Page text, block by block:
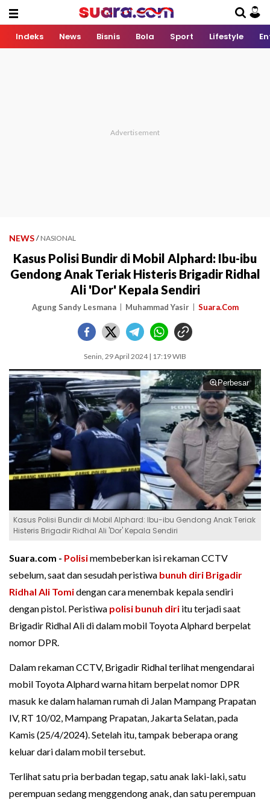
Indeks News Bisnis Bola Sport Lifestyle
NEWS / NASIONAL
Kasus Polisi Bundir di Mobil Alphard: Ibu-ibu
Gendong Anak Teriak Histeris Brigadir Ridhal
Ali 'Dor' Kepala Sendiri
Agung Sandy Lesmana Muhammad Yasir Suara.Com
Senin, 29 April 2024 | 17:19 WIB
Perbesar
Kasus Polisi Bundir di Mobil Alphard: Ibu-ibu Gendong Anak Teriak
Histeris Brigadir Ridhal Ali 'Dor' Kepala Sendiri
Suara.com - Polisimembeberkan isi rekaman CCTV
sebelum, saat dan sesudah peristiwa bunuh diri Brigadir
Ridhal Ali Tomidengan cara menembak kepala sendiri
dengan pistol. Peristiwa polisi bunuh diri itu terjadi saat
Brigadir Ridhal Ali di dalam mobil Toyota Alphard berpelat
nomor DPR.
Dalam rekaman CCTV, Brigadir Ridhal terlihat mengendarai
mobil Toyota Alphard warna hitam berpelat nomor DPR
masuk ke dalam halaman rumah di Jalan Mampang Prapatan
IV, RT 10/02, Mampang Prapatan, Jakarta Selatan, pada
Kamis (25/4/2024). Setelah itu, tampak beberapa orang
keluar dari dalam mobil tersebut.
Terlihat satu pria berbadan tegap, satu anak laki-laki, satu
perempuan sedang menggendong anak, dan satu perempuan